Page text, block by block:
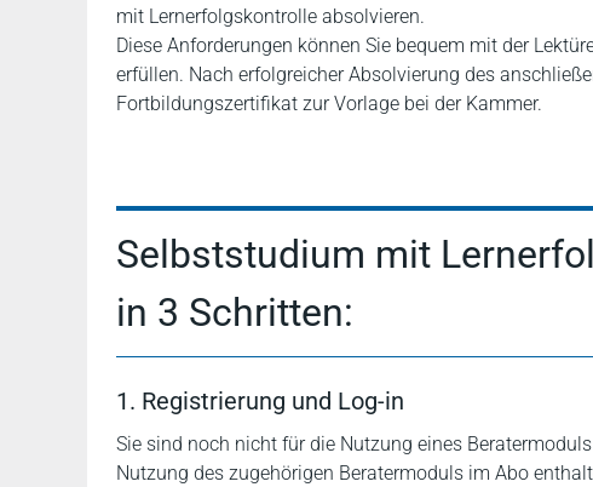
mit Lernerfolgskontrolle absolvieren.
Diese Anforderungen können Sie bequem mit der
erfüllen. Nach erfolgreicher Absolvierung des
Fortbildungszertifikat zur Vorlage bei der Kammer.
Selbststudium mit
in 3 Schritten:
1. Registrierung und Log-in
Sie sind noch nicht für die Nutzung eines
Nutzung des zugehörigen Beratermoduls im Abo